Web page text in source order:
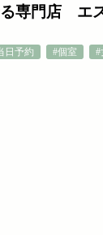
る専門店 エ
日予約 #個室 #